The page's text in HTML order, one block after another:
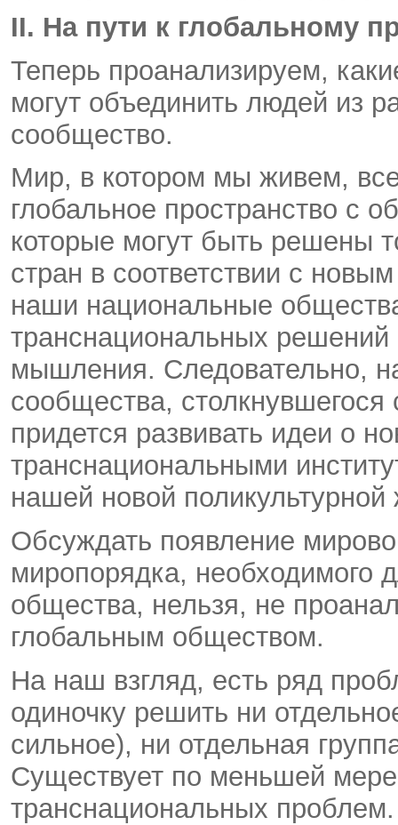
II. На пути к глобальному
Теперь проанализируем,
могут объединить людей из
сообщество.
Мир, в котором мы живем,
глобальное пространство с
которые могут быть решены
стран в соответствии с
наши национальные
транснациональных решений
мышления. Следовательно,
сообщества,
придется развивать идеи о
транснациональными
нашей новой поликультурной
Обсуждать появление
миропорядка, необходимого
общества, нельзя, не
глобальным обществом.
На наш взгляд, есть ряд
одиночку решить ни
сильное), ни отдельная
Существует по меньшей
транснациональных проблем.